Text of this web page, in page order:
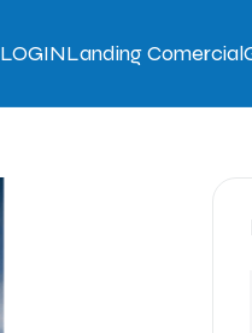
LOGINLanding Comercial